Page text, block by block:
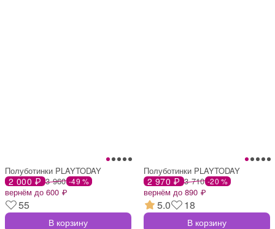
Полуботинки PLAYTODAY
2 000 ₽ 3 960 -49 %
вернём до 600 ₽
55
В корзину
Полуботинки PLAYTODAY
2 970 ₽ 3 710 -20 %
вернём до 890 ₽
5.0 18
В корзину